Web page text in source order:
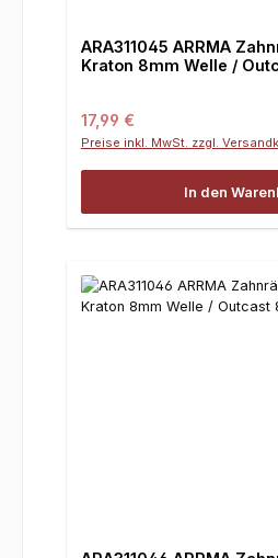
ARA311045 ARRMA
Kraton 8mm Welle /
Regulärer Preis:
17,99 €
Preise inkl. MwSt. zzgl.
In den